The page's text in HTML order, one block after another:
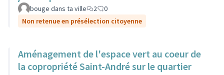
bouge dans ta ville 2
0
Non retenue en présélection citoyenne
Aménagement de l'espace vert au coeur de
la copropriété Saint-André sur le quartier